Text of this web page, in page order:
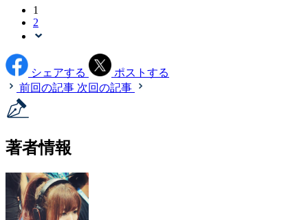
1
2
シェアする
ポストする
前回の記事 次回の記事
著者情報